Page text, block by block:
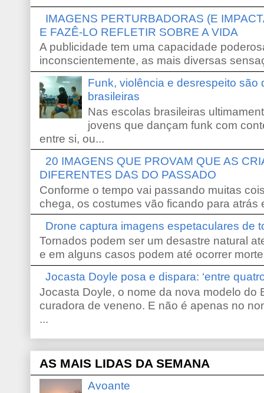
IMAGENS PERTURBADORAS (E
E FAZÊ-LO REFLETIR SOBRE A VIDA
A publicidade tem uma capacidade
inconscientemente, as mais diversas
Funk, violência e desrespeito são
brasileiras
Nas escolas brasileiras
jovens que dançam funk com
entre si, ou...
20 IMAGENS QUE PROVAM QUE AS
DIFERENTES DAS DO PASSADO
Conforme o tempo vai passando muitas
chega, os costumes vão ficando para atrás
Drone captura imagens espetaculares de
Tornados podem ser um desastre natural
e em alguns casos podem até ocorrer
Jocasta Doyle posa e dispara: ‘entre
Jocasta Doyle, o nome da nova modelo do
curadora de veneno. E não é apenas no
...
AS MAIS LIDAS DA SEMANA
Avoante